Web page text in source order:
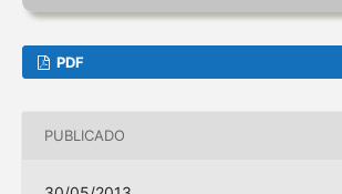
PDF
PUBLICADO